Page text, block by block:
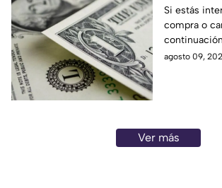
el precio
de
Si estás
compra o
informamos
agosto 09,
Ver más